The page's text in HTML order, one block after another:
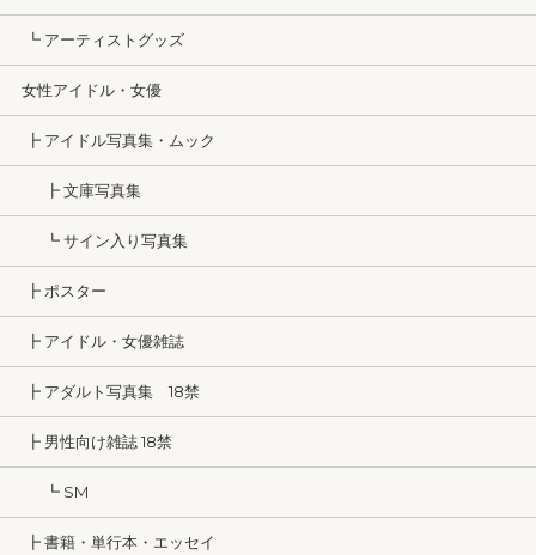
┗ アーティストグッズ
女性アイドル・女優
┣ アイドル写真集・ムック
┣ 文庫写真集
┗ サイン入り写真集
┣ ポスター
┣ アイドル・女優雑誌
┣ アダルト写真集 18禁
┣ 男性向け雑誌 18禁
┗ SM
┣ 書籍・単行本・エッセイ